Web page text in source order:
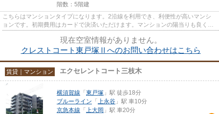
階数：5階建
こちらはマンションタイプになります。2沿線を利用でき、利便性が高いマンシ
ョンです。初期費用はカードで決済いただけます。マンションの陽当りも良く、
現在空室情報がありません。
クレストコート東戸塚Ⅱへのお問い合わせはこちら
賃貸｜マンション エクセレントコート三枝木
横須賀線 「 東戸塚 」駅 徒歩18分
ブルーライン 「 上永谷 」駅 車10分
京急本線 「 上大岡 」駅 車20分